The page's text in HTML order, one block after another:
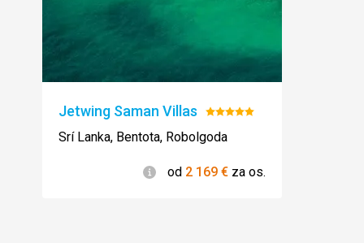
Jetwing Saman Villas Hodnotenie:
5/5
Srí Lanka, Bentota, Robolgoda
Informácie
od 2 169 € za os.